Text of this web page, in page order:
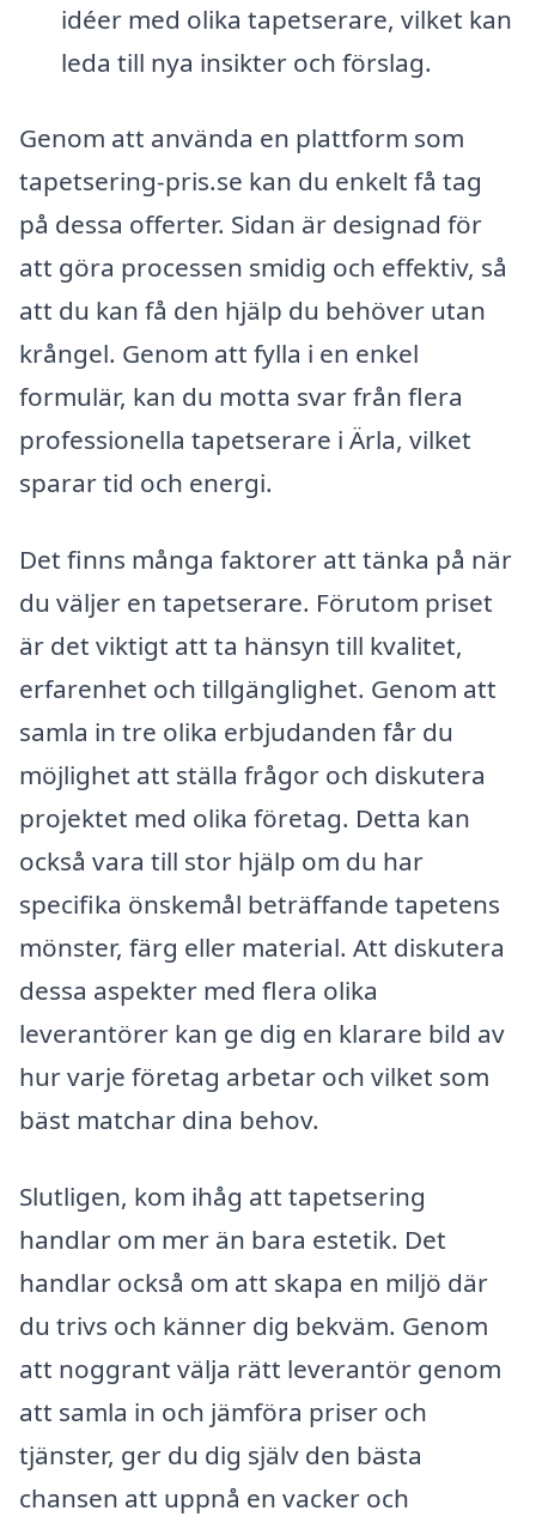
idéer med olika tapetserare, vilket kan
leda till nya insikter och förslag.
Genom att använda en plattform som
tapetsering-pris.se kan du enkelt få tag
på dessa offerter. Sidan är designad för
att göra processen smidig och effektiv, så
att du kan få den hjälp du behöver utan
krångel. Genom att fylla i en enkel
formulär, kan du motta svar från flera
professionella tapetserare i Ärla, vilket
sparar tid och energi.
Det finns många faktorer att tänka på när
du väljer en tapetserare. Förutom priset
är det viktigt att ta hänsyn till kvalitet,
erfarenhet och tillgänglighet. Genom att
samla in tre olika erbjudanden får du
möjlighet att ställa frågor och diskutera
projektet med olika företag. Detta kan
också vara till stor hjälp om du har
specifika önskemål beträffande tapetens
mönster, färg eller material. Att diskutera
dessa aspekter med flera olika
leverantörer kan ge dig en klarare bild av
hur varje företag arbetar och vilket som
bäst matchar dina behov.
Slutligen, kom ihåg att tapetsering
handlar om mer än bara estetik. Det
handlar också om att skapa en miljö där
du trivs och känner dig bekväm. Genom
att noggrant välja rätt leverantör genom
att samla in och jämföra priser och
tjänster, ger du dig själv den bästa
chansen att uppnå en vacker och